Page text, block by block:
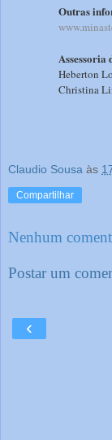
Outras
Assessoria
Heberton
Christina
Claudio Sousa às
Compartilhar
Nenhum
Postar um
‹